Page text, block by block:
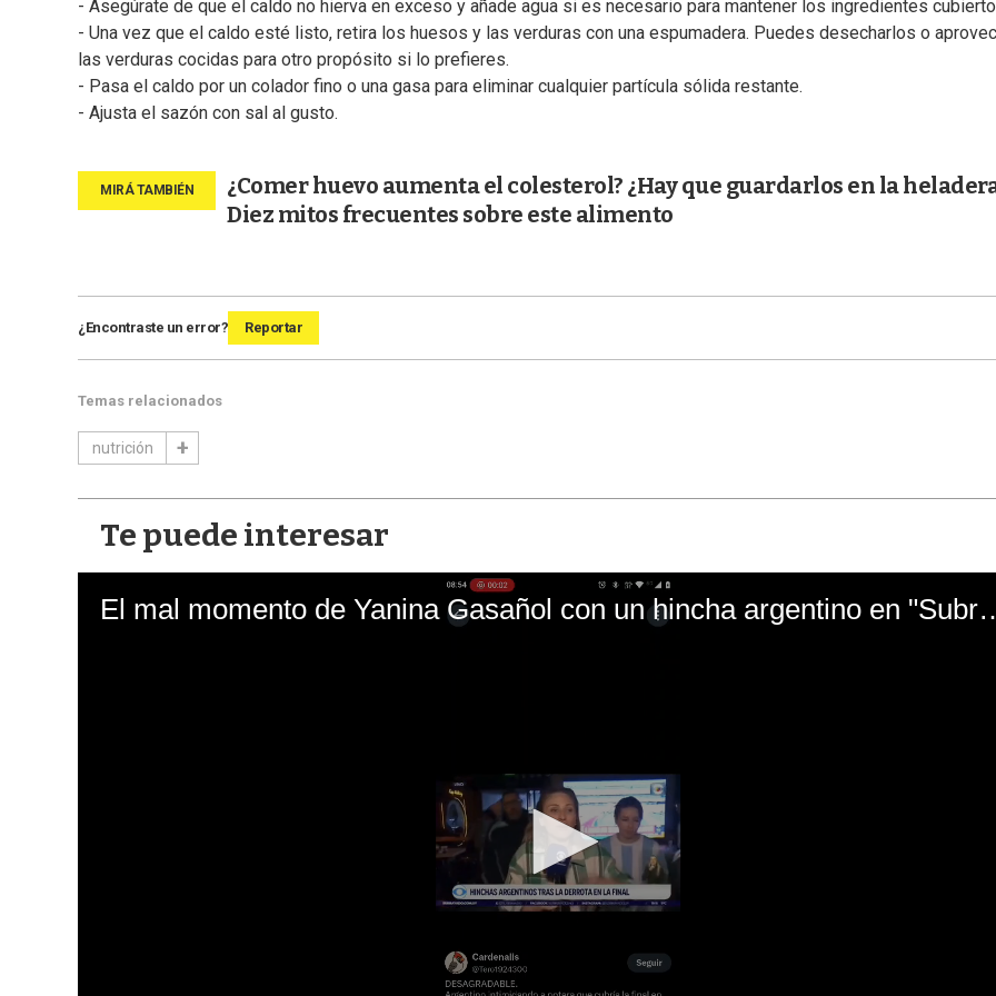
- Asegúrate de que el caldo no hierva en exceso y añade agua si es necesario para mantener los ingredientes
- Una vez que el caldo esté listo, retira los huesos y las verduras con una espumadera. Puedes desecharlos o
las verduras cocidas para otro propósito si lo prefieres.
- Pasa el caldo por un colador fino o una gasa para eliminar cualquier partícula sólida restante.
- Ajusta el sazón con sal al gusto.
¿Comer huevo aumenta el colesterol? ¿Hay que guardarlos en la
Diez mitos frecuentes sobre este alimento
¿Encontraste un error? Reportar
Temas relacionados
nutrición
Te puede interesar
El mal momento de Yanina